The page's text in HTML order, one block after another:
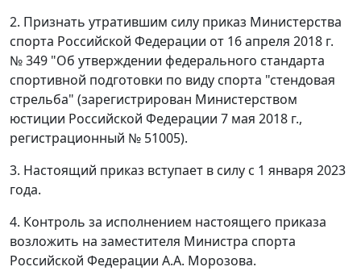
2. Признать утратившим силу приказ Министерства
спорта Российской Федерации от 16 апреля 2018 г.
№ 349 "Об утверждении федерального стандарта
спортивной подготовки по виду спорта "стендовая
стрельба" (зарегистрирован Министерством
юстиции Российской Федерации 7 мая 2018 г.,
регистрационный № 51005).
3. Настоящий приказ вступает в силу с 1 января 2023
года.
4. Контроль за исполнением настоящего приказа
возложить на заместителя Министра спорта
Российской Федерации А.А. Морозова.